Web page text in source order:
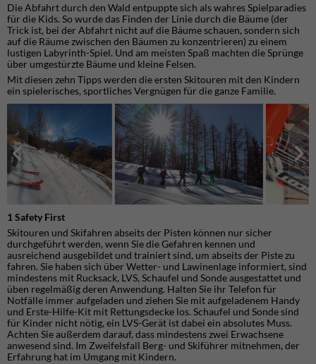
Die Abfahrt durch den Wald entpuppte sich als wahres Spielparadies
für die Kids. So wurde das Finden der Linie durch die Bäume (der
Trick ist, bei der Abfahrt nicht auf die Bäume schauen, sondern sich
auf die Räume zwischen den Bäumen zu konzentrieren) zu einem
lustigen Labyrinth-Spiel. Und am meisten Spaß machten die Sprünge
über umgestürzte Bäume und kleine Felsen.
Mit diesen zehn Tipps werden die ersten Skitouren mit den Kindern
ein spielerisches, sportliches Vergnügen für die ganze Familie.
1 Safety First
Skitouren und Skifahren abseits der Pisten können nur sicher
durchgeführt werden, wenn Sie die Gefahren kennen und
ausreichend ausgebildet und trainiert sind, um abseits der Piste zu
fahren. Sie haben sich über Wetter- und Lawinenlage informiert, sind
mindestens mit Rucksack, LVS, Schaufel und Sonde ausgestattet und
üben regelmäßig deren Anwendung. Halten Sie ihr Telefon für
Notfälle immer aufgeladen und ziehen Sie mit aufgeladenem Handy
und Erste-Hilfe-Kit mit Rettungsdecke los. Schaufel und Sonde sind
für Kinder nicht nötig, ein LVS-Gerät ist dabei ein absolutes Muss.
Achten Sie außerdem darauf, dass mindestens zwei Erwachsene
anwesend sind. Im Zweifelsfall Berg- und Skiführer mitnehmen, der
Erfahrung hat im Umgang mit Kindern.